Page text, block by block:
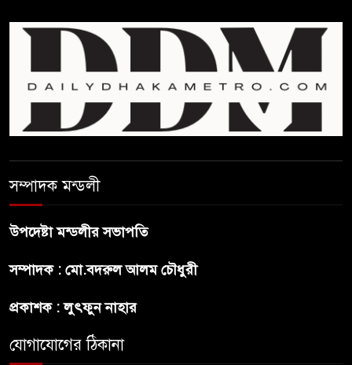
শেখ হাসিনার বক্তব্য প্রচার করলেই
ব্যবস্থা নিবে সরকার : প্রধানমন্ত্রীর
উপদেষ্টা
বাংলাদেশে বিনিয়োগ ও দক্ষ শ্রমিক
গ্যাসের দাম বাড়লো ৭০ টাকা, সন্ধ্যা
থেকে কার্যকর
সম্পাদক মন্ডলী
উপদেষ্টা মন্ডলীর সভাপতি
সম্পাদক : মো.বদরুল আলম চৌধুরী
প্রকাশক : লুৎফুন নাহার
যোগাযোগের ঠিকানা